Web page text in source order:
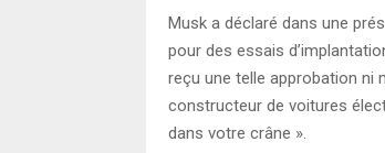
Musk a déclaré dans une
pour des essais
reçu une telle approbation ni
constructeur de voitures
dans votre crâne ».